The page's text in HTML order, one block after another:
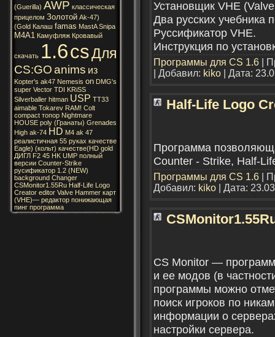
(Guerilla) AWP классическая
прицелом Золотой Ak-47)
(Gold Калаш famas MastA Snipa
M4A1 Камуфляж Кровавый
скачать 1.6csДля
CS:GOanims из
Kopter's ak47 Nemesis on DMG's
super Vector TDI KRiSS
Silverballer hitman USP TT33
aimable Tokarev RAM! Colt
compact топор Nightmare
HOUSE poly (Гранаты) Grenades
High ak-74 HD M4 ak 47
реалистичная 55 руках качестве
Eagle) (кольт) качестве(HD gold
ДИГЛ F2 45 HK UMP полный
версии Counter-Strike
русификатор 1.2 (NEW)
background Changer
CSMonitor1.55Ru Half-Life Logo
Creator editor Valve Hammer карт
(VHE)— редактор понижающая
пинг программа
Установщик VHE
Два русских учебника
Руссификатор VHE.
Инструкция по
Программы для CS 1.6 |
| Добавил: kiko | Дата:
Half-Life Logo
Программа
Counter - Strike, Half-
Программы для CS 1.6 |
Добавил: kiko | Дата:
CS Monitor —
и ее модов (в
программы можно
поиск игроков по
информации о
настройки сервера.